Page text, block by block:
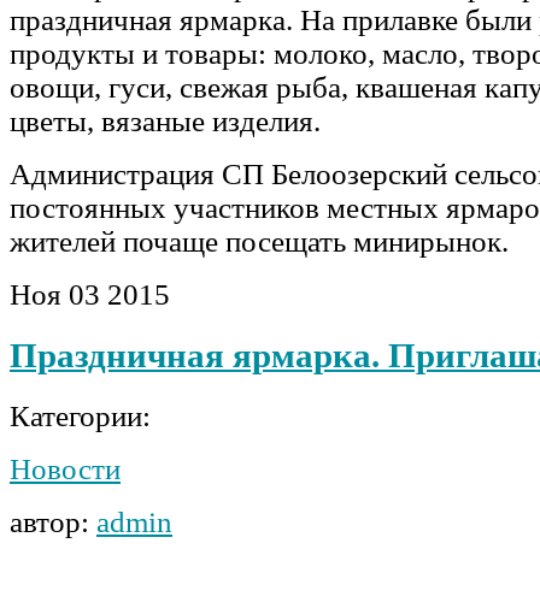
праздничная ярмарка. На прилавке были
продукты и товары: молоко, масло,
овощи, гуси, свежая рыба, квашеная
цветы, вязаные изделия.
Администрация СП Белоозерский
постоянных участников местных
жителей почаще посещать минирынок.
Ноя 03 2015
Праздничная ярмарка.
Категории:
Новости
автор: admin